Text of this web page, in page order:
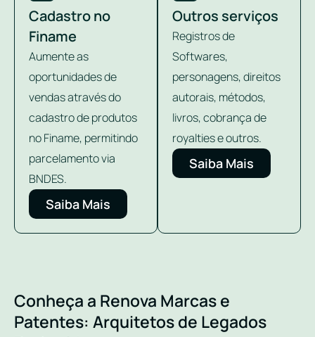
Cadastro no
Finame
Aumente as
oportunidades de
vendas através do
cadastro de produtos
no Finame, permitindo
parcelamento via
BNDES.
Saiba Mais
Outros serviços
Registros de
Softwares,
personagens, direitos
autorais, métodos,
livros, cobrança de
royalties e outros.
Saiba Mais
Conheça a Renova Marcas e
Patentes: Arquitetos de Legados